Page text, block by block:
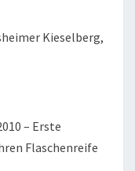
Kieselberg,
– Erste
Flaschenreife